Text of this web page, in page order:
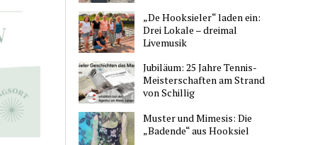
„De Hooksieler“ laden ein:
Drei Lokale – dreimal
Livemusik
Jubiläum: 25 Jahre Tennis-
Meisterschaften am Strand
von Schillig
Muster und Mimesis: Die
„Badende“ aus Hooksiel